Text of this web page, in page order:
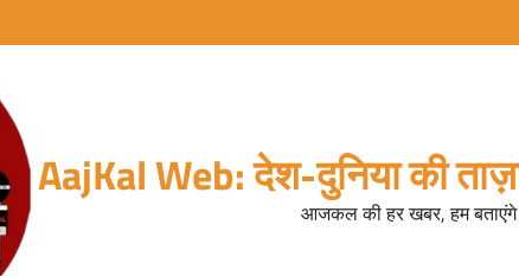
AajKal Web: देश-दुनिया की
आजकल की हर खबर, हम बताएंगे